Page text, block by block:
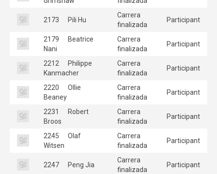
2173 Pili Hu
Carrera
finalizada
Participant
2179
Beatrice
Nani
Carrera
finalizada
Participant
2212
Philippe
Kanmacher
Carrera
finalizada
Participant
2220
Ollie
Beaney
Carrera
finalizada
Participant
2231
Robert
Broos
Carrera
finalizada
Participant
2245
Olaf
Witsen
Carrera
finalizada
Participant
2247 Peng Jia
Carrera
finalizada
Participant